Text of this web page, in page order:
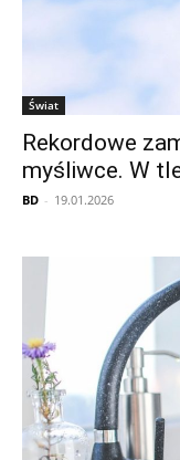
Świat
Rekordowe
myśliwce. W
BD - 19.01.2026